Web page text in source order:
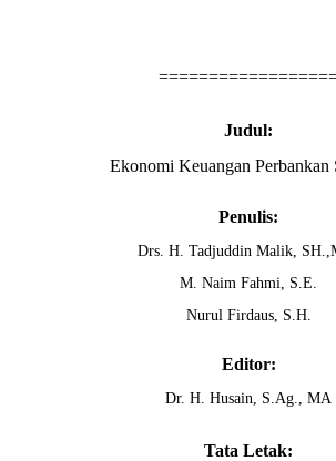
Judul:
Ekonomi Keuangan Perbankan
Penulis:
Drs. H. Tadjuddin Malik,
M. Naim Fahmi, S.E.
Nurul Firdaus, S.H.
Editor:
Dr. H. Husain, S.Ag., MA
Tata Letak: